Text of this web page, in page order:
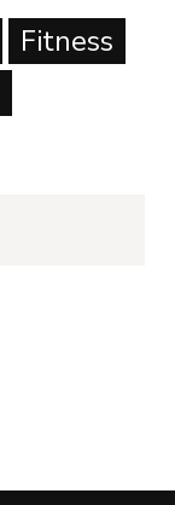
Fitness